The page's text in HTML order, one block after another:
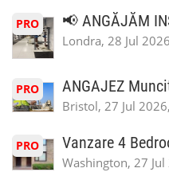
PRO 📢 ANGĂJĂM
Londra, 28 Jul
PRO ANGAJEZ
Bristol, 27 Jul
PRO Vanzare 4
Washington, 27